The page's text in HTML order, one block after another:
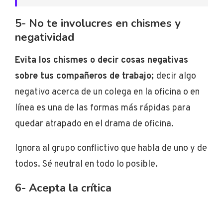
5- No te involucres en chismes y
negatividad
Evita los chismes o decir cosas negativas
sobre tus compañeros de trabajo; decir algo
negativo acerca de un colega en la oficina o en
línea es una de las formas más rápidas para
quedar atrapado en el drama de oficina.
Ignora al grupo conflictivo que habla de uno y de
todos. Sé neutral en todo lo posible.
6- Acepta la crítica